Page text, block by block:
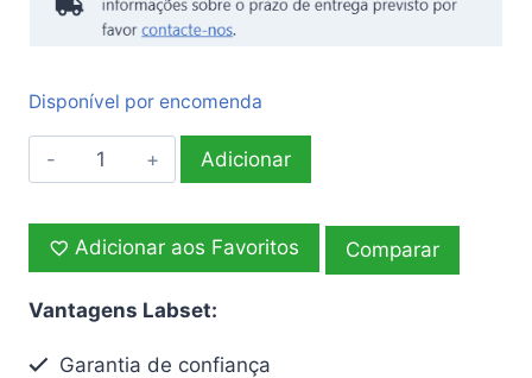
Disponível por encomenda
Quantidade
de
mecha
Adicionar
Adicionar aos Favoritos Comparar
Vantagens Labset:
Garantia de confiança